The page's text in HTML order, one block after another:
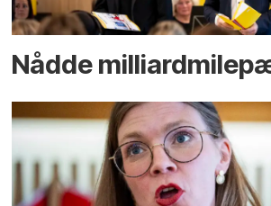
Nådde